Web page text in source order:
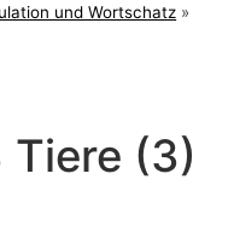
und Wortschatz »
(3)